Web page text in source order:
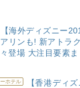
【海外ディズニー
リンも! 新アトラ
登場 大注目要素
ホテル
【香港ディ